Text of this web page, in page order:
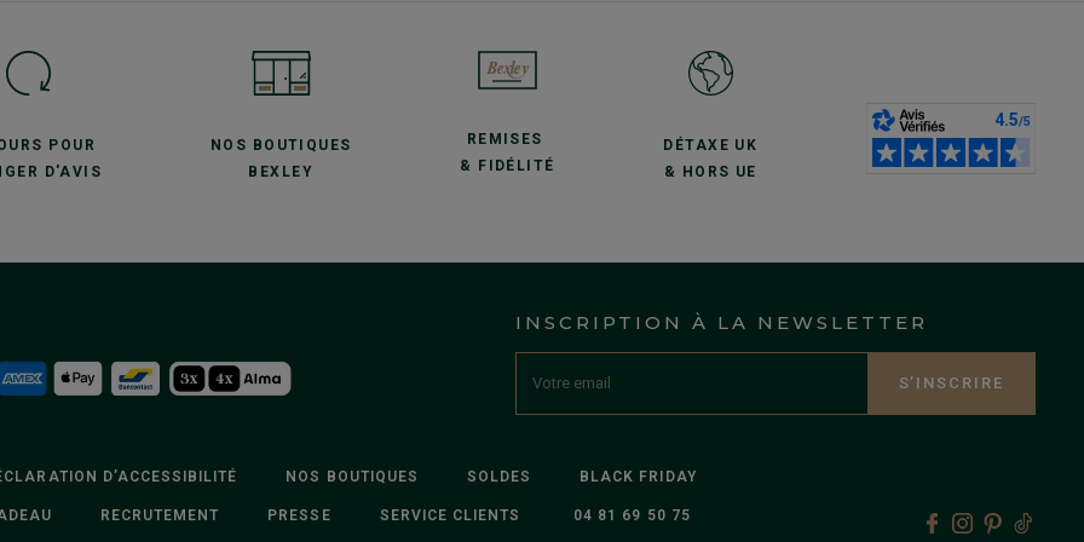
POUR
D'AVIS
NOS BOUTIQUES
BEXLEY
REMISES
& FIDÉLITÉ
DÉTAXE UK
& HORS UE
INSCRIPTION À LA NEWSLETTER
S’INSCRIRE
D’ACCESSIBILITÉ NOS BOUTIQUES SOLDES BLACK FRIDAY
RECRUTEMENT PRESSE SERVICE CLIENTS 04 81 69 50 75